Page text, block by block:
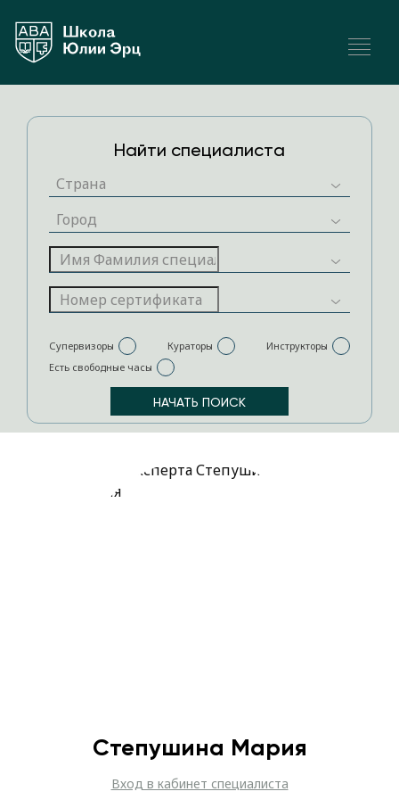
Найти специалиста
Супервизоры Кураторы
Инструкторы
Есть свободные часы
Степушина Мария
Вход в кабинет специалиста